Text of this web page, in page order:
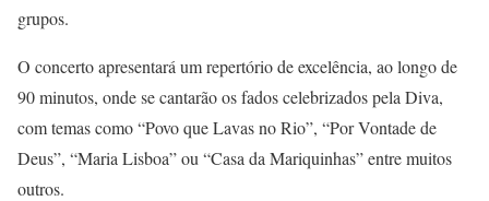
grupos.
O concerto apresentará um repertório de excelência, ao longo de
90 minutos, onde se cantarão os fados celebrizados pela Diva,
com temas como “Povo que Lavas no Rio”, “Por Vontade de
Deus”, “Maria Lisboa” ou “Casa da Mariquinhas” entre muitos
outros.